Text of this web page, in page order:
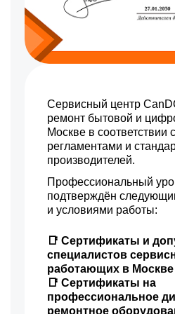
Замена конденсатора
Замена кнопок
управления
Замена ИК-приемника
Замена SCART-разъема
1200 р
Замена шнура питания
1500 р
Замена разъема питания
1200 р
Восстановление после
попадания влаги
1600 р
Замена трансформаторов
подсветки
Сервисный центр
ремонт бытовой и
Москве в соответствии
регламентами и
производителей.
Профессиональный
подтверждён
и условиями работы:
📑 Сертификаты и
специалистов
работающих в Москве
📑 Сертификаты на
профессиональное
ремонтное